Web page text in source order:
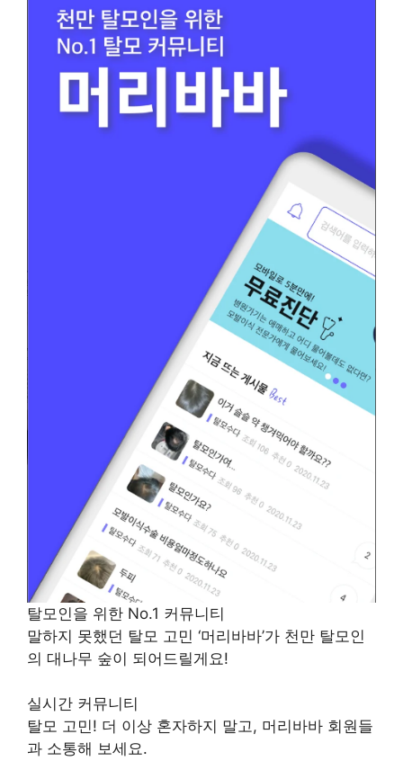
탈모인을 위한 No.1 커뮤니티
말하지 못했던 탈모 고민 ‘머리바바’가 천만 탈모인
의 대나무 숲이 되어드릴게요!
실시간 커뮤니티
탈모 고민! 더 이상 혼자하지 말고, 머리바바 회원들
과 소통해 보세요.